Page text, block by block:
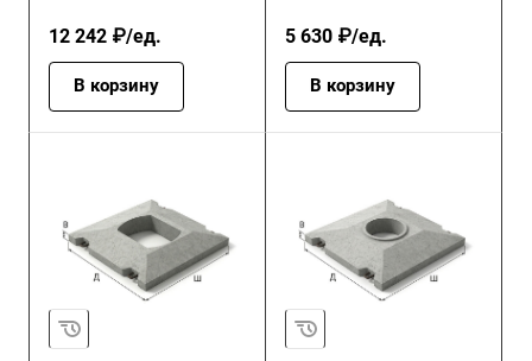
12 242 ₽/ед.
В корзину
5 630 ₽/ед.
В корзину